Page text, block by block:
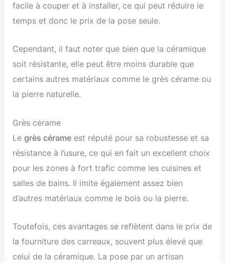
facile à couper et à installer, ce qui peut réduire le
temps et donc le prix de la pose seule.
Cependant, il faut noter que bien que la céramique
soit résistante, elle peut être moins durable que
certains autres matériaux comme le grès cérame ou
la pierre naturelle.
Grès cérame
Legrès cérame est réputé pour sa robustesse et sa
résistance à l’usure, ce qui en fait un excellent choix
pour les zones à fort trafic comme les cuisines et
salles de bains. Il imite également assez bien
d’autres matériaux comme le bois ou la pierre.
Toutefois, ces avantages se reflètent dans le prix de
la fourniture des carreaux, souvent plus élevé que
celui de la céramique. La pose par un artisan